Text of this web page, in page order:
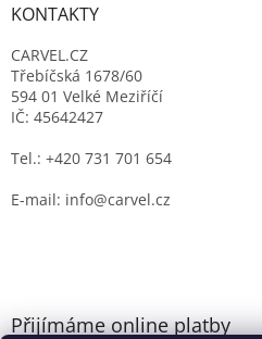
KONTAKTY
CARVEL.CZ
Třebíčská 1678/60
594 01 Velké Meziříčí
IČ: 45642427
Tel.: +420 731 701 654
E-mail: info@carvel.cz
Přijímáme online platby